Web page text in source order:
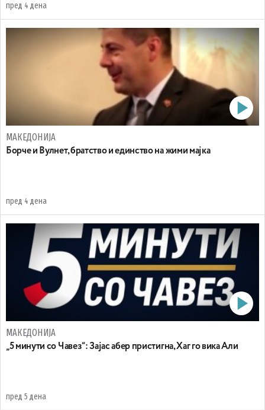
пред 4 дена
МАКЕДОНИЈА
Борче и Вулнет, братство и единство на жими мајка
пред 4 дена
МАКЕДОНИЈА
„5 минути со Чавез“: Зајас абер пристигна, Хаг го вика Али
пред 5 дена